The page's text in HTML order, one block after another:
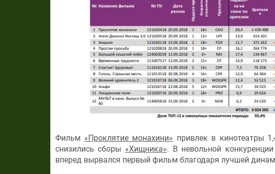
Фильм «Проклятие монахини» привлек в кинотеатры
снизились сборы «Хищника». В невольной конкуренции
вперед вырвался первый фильм благодаря лучшей